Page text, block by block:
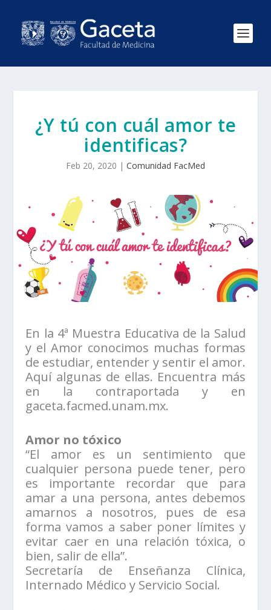
¿Y tú con cuál amor te
identificas?
Feb 20, 2020 | Comunidad FacMed
En la 4ª Muestra Educativa de la Salud
y el Amor conocimos muchas formas
de estudiar, entender y sentir el amor.
Aquí algunas de ellas. Encuentra más
en la contraportada y en
gaceta.facmed.unam.mx.
Amor no tóxico
“El amor es un sentimiento que
cualquier persona puede tener, pero
es importante recordar que para
amar a una persona, antes debemos
amarnos a nosotros, pues de esa
forma vamos a saber poner límites y
evitar caer en una relación tóxica, o
bien, salir de ella”.
Secretaría de Enseñanza Clínica,
Internado Médico y Servicio Social.